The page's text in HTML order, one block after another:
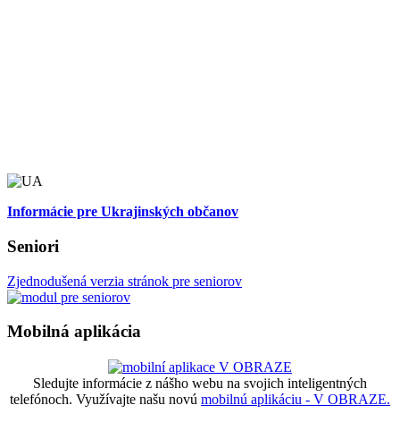
Informácie pre Ukrajinských občanov
Seniori
Zjednodušená verzia stránok pre seniorov
Mobilná aplikácia
Sledujte informácie z nášho webu na svojich inteligentných
telefónoch. Využívajte našu novú mobilnú aplikáciu - V OBRAZE.